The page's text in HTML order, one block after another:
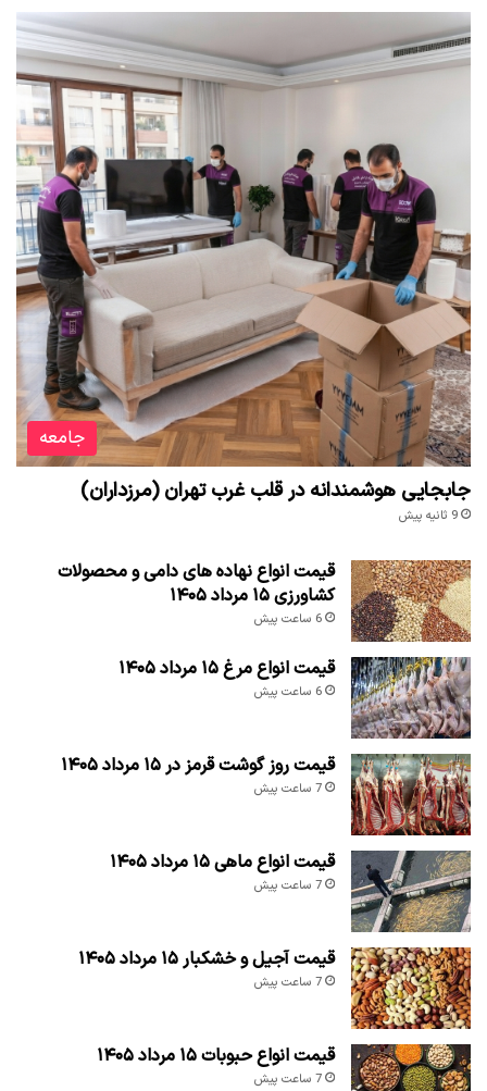
جامعه
جابجایی هوشمندانه در قلب غرب تهران (مرزداران)
9 ثانیه پیش
قیمت انواع نهاده های دامی و محصولات
کشاورزی ۱۵ مرداد ۱۴۰۵
6 ساعت پیش
قیمت انواع مرغ ۱۵ مرداد ۱۴۰۵
6 ساعت پیش
قیمت روز گوشت قرمز در ۱۵ مرداد ۱۴۰۵
7 ساعت پیش
قیمت انواع ماهی ۱۵ مرداد ۱۴۰۵
7 ساعت پیش
قیمت آجیل و خشکبار ۱۵ مرداد ۱۴۰۵
7 ساعت پیش
قیمت انواع حبوبات ۱۵ مرداد ۱۴۰۵
7 ساعت پیش